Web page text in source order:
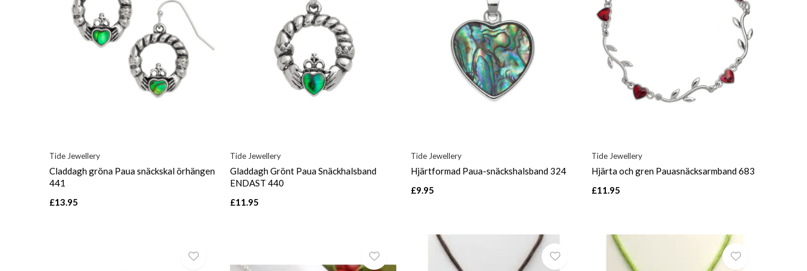
Tide Jewellery
Claddagh gröna Paua snäckskal örhängen
441
£13.95
Tide Jewellery
Gladdagh Grönt Paua Snäckhalsband
ENDAST 440
£11.95
Tide Jewellery
Hjärtformad Paua-snäckshalsband 324
£9.95
Tide Jewellery
Hjärta och gren Pauasnäcksarmband 683
£11.95